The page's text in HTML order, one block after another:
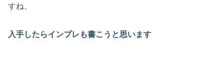
すね、
入手したらインプレも書こうと思います